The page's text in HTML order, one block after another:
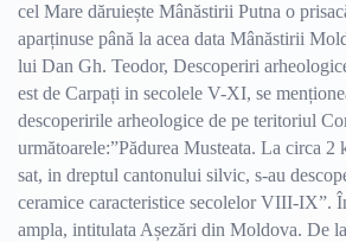
cel Mare dăruiește Mânăstirii Putna o
aparținuse până la acea data Mânăstirii
lui Dan Gh. Teodor, Descoperiri
est de Carpați in secolele V-XI, se
descoperirile arheologice de pe teritoriul
următoarele:”Pădurea Musteata. La circa 2
sat, in dreptul cantonului silvic, s-au
ceramice caracteristice secolelor VIII-IX”.
ampla, intitulata Așezări din Moldova. De